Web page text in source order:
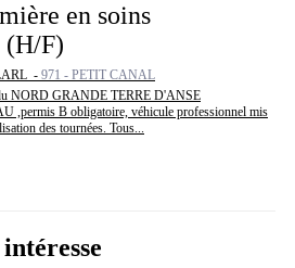
en soins
(H/F)
- 971 - PETIT CANAL
NORD GRANDE TERRE D'ANSE
,permis B obligatoire, véhicule professionnel mis
des tournées. Tous...